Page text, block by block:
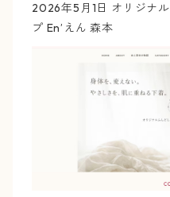
2026年5月1日 オリジナ
プ En’えん 森本